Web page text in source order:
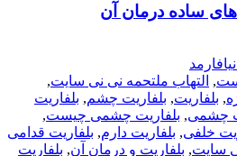
ساده درمان آن
, التهاب ملتحمه نی نی سایت,
, بلفاریت, بلفاریت چشم, بلفاریت
چشمی, بلفاریت چشمی چیست,
خلفی, بلفاریت دارم, بلفاریت قدامی
سایت, بلفاریت و درمان آن, بلفاریت